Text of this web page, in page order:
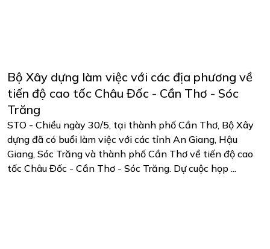
Bộ Xây dựng làm việc với các địa phương về
tiến độ cao tốc Châu Đốc - Cần Thơ - Sóc
Trăng
STO - Chiều ngày 30/5, tại thành phố Cần Thơ, Bộ Xây
dựng đã có buổi làm việc với các tỉnh An Giang, Hậu
Giang, Sóc Trăng và thành phố Cần Thơ về tiến độ cao
tốc Châu Đốc - Cần Thơ - Sóc Trăng. Dự cuộc họp ...